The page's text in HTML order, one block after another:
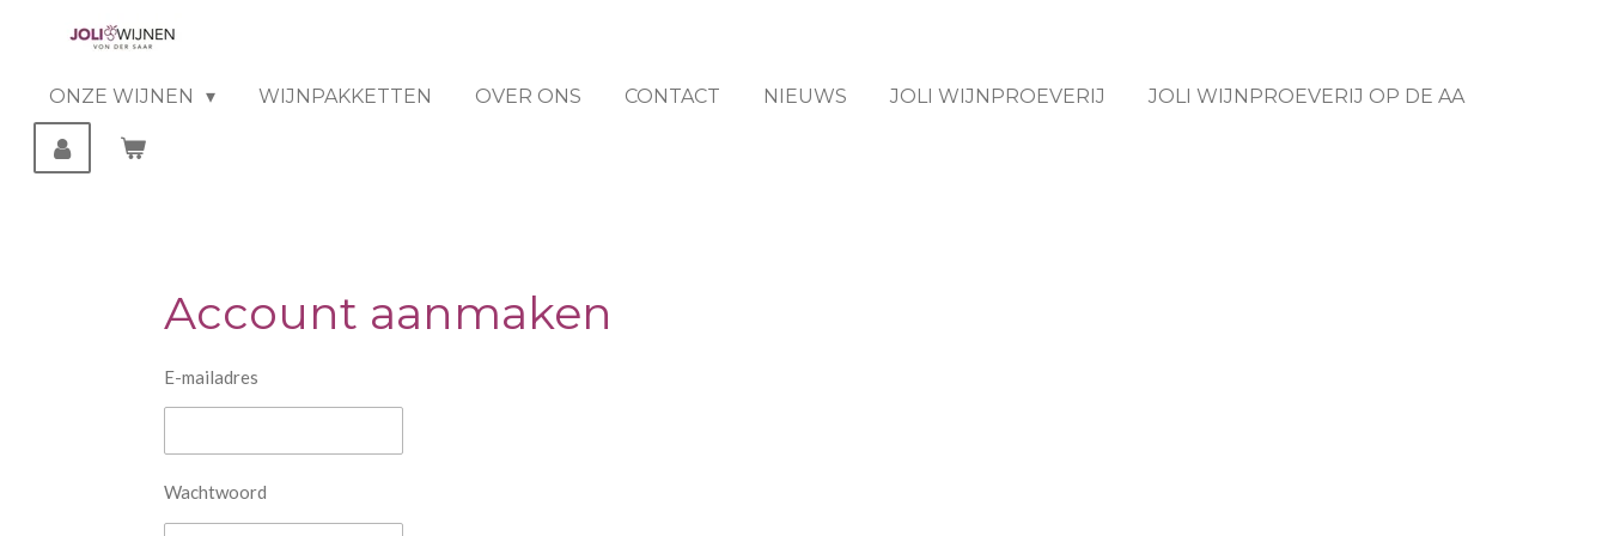
hoofdinhoud
ONZE WIJNEN WIJNPAKKETTEN OVER ONS CONTACT NIEUWS JOLI WIJNPROEVERIJ JOLI WIJNPROEVERIJ OP DE AA
Account aanmaken
E-mailadres
Wachtwoord